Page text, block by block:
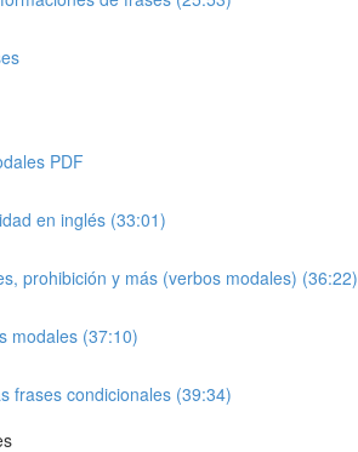
PDF
en inglés (33:01)
prohibición y más (verbos modales) (36:22)
modales (37:10)
frases condicionales (39:34)